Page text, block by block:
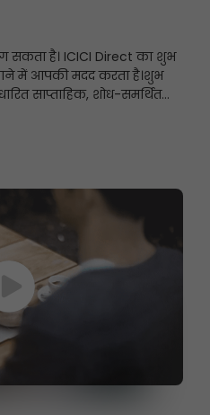
है। ICICI Direct का शुभ
में आपकी मदद करता है।शुभ
साप्ताहिक, शोध-समर्थित
को खोजने में मदद मिलती है।